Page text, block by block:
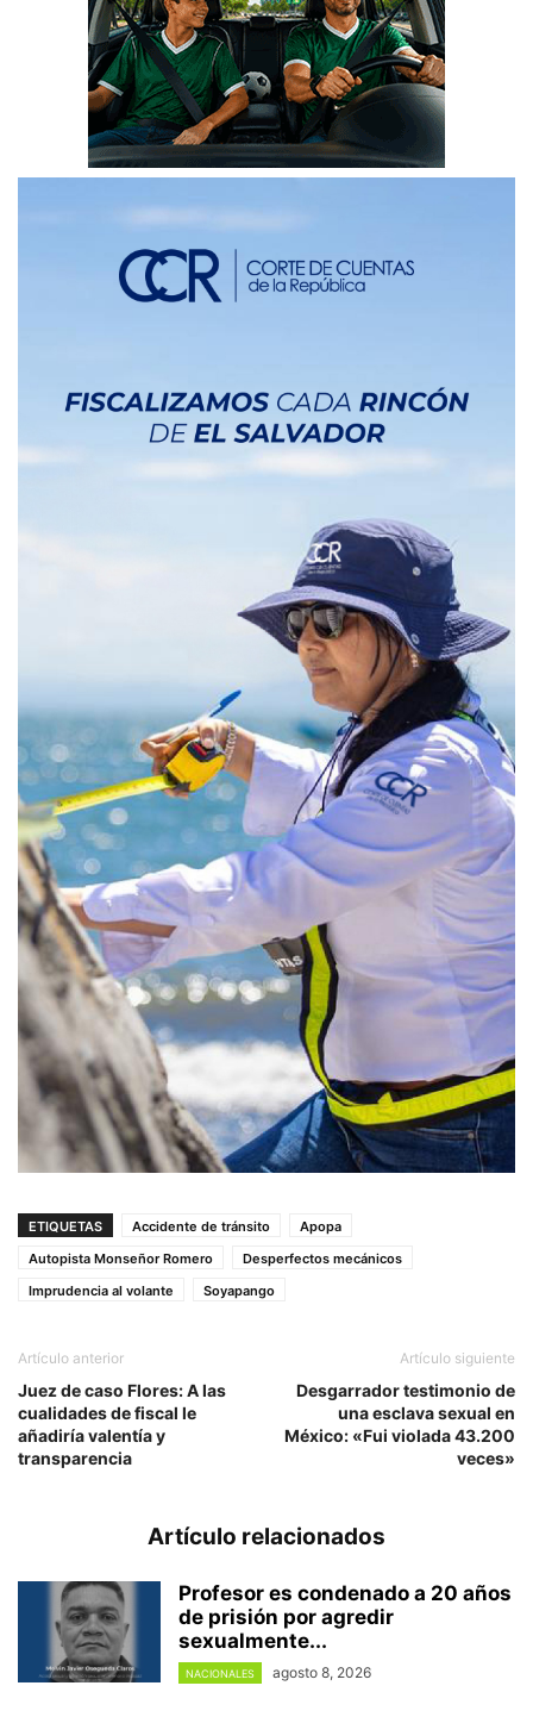
ETIQUETAS Accidente de tránsito
Apopa
Autopista Monseñor Romero
Desperfectos mecánicos
Imprudencia al volante
Soyapango
Artículo anterior
Juez de caso Flores: A las
cualidades de fiscal le
añadiría valentía y
transparencia
Artículo siguiente
Desgarrador testimonio de
una esclava sexual en
México: «Fui violada 43.200
veces»
Artículo relacionados
Profesor es condenado a 20 años
de prisión por agredir
sexualmente...
NACIONALES agosto 8, 2026